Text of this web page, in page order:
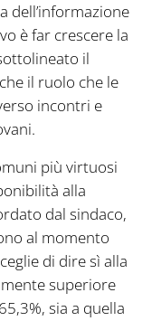
dell’informazione
è far crescere la
il
il ruolo che le
incontri e
più virtuosi
alla
dal sindaco,
al momento
di dire sì alla
superiore
sia a quella